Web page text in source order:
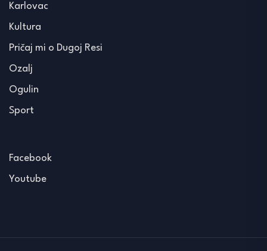
Karlovac
Kultura
Pričaj mi o Dugoj Resi
Ozalj
Ogulin
Sport
Facebook
Youtube